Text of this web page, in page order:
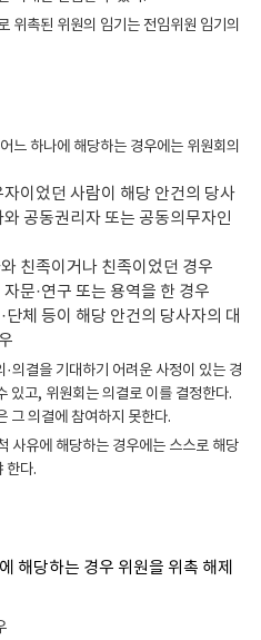
위촉된 위원의 임기는 전임위원 임기의
느 하나에 해당하는 경우에는 위원회의
이었던 사람이 해당 안건의 당사
공동권리자 또는 공동의무자인
친족이거나 친족이었던 경우
문·연구 또는 용역을 한 경우
체 등이 해당 안건의 당사자의 대
의결을 기대하기 어려운 사정이 있는 경
있고, 위원회는 의결로 이를 결정한다.
그 의결에 참여하지 못한다.
사유에 해당하는 경우에는 스스로 해당
한다.
해당하는 경우 위원을 위촉 해제